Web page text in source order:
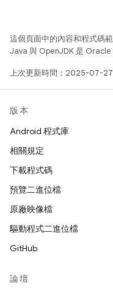
這個頁面中的內容和程式碼
Java 與 OpenJDK 是 Oracle
上次更新時間：2025-07-27
版本
Android 程式庫
相關規定
下載程式碼
預覽二進位檔
原廠映像檔
驅動程式二進位檔
GitHub
論壇